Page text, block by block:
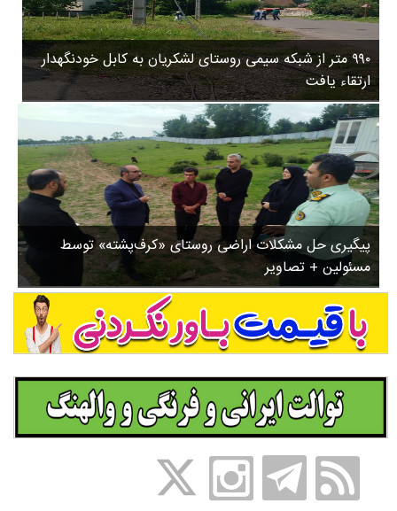
روستاها
ورزشی
سیاسی
چندرسانه ای
مسیر گردشگری دیلمان
درباره ما
۹۹۰ متر از شبکه سیمی روستای لشکریان به کابل خودنگهدار
ارتقاء یافت
پیگیری حل مشکلات اراضی روستای «کرف‌پشته» توسط
مسئولین + تصاویر
۳
۵
۸
ب
ا
ز
ن
ش
س
ت
ش
د
.